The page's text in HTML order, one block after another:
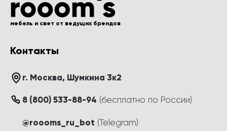
мебель и свет от ведущих брендов
Контакты
г. Москва, Шумкина 3к2
8 (800) 533-88-94 (бесплатно по России)
@roooms_ru_bot (Telegram)